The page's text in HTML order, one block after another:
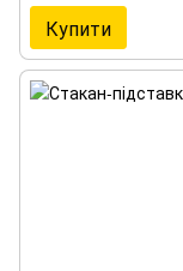
Купити